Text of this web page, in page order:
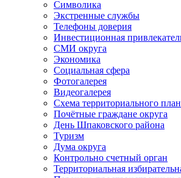
Символика
Экстренные службы
Телефоны доверия
Инвестиционная
СМИ округа
Экономика
Социальная сфера
Фотогалерея
Видеогалерея
Схема территориального
Почётные граждане округа
День Шпаковского района
Туризм
Дума округа
Контрольно счетный орган
Территориальная